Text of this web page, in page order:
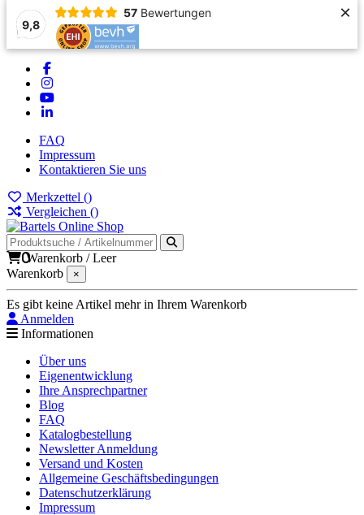
9,8
57 Bewertungen ×
FAQ
Impressum
Kontaktieren Sie uns
Merkzettel ()
Vergleichen ()
0Warenkorb /Leer
Warenkorb
×
Es gibt keine Artikel mehr in Ihrem Warenkorb
Anmelden
Informationen
Über uns
Eigenentwicklung
Ihre Ansprechpartner
Blog
FAQ
Katalogbestellung
Newsletter Anmeldung
Versand und Kosten
Allgemeine Geschäftsbedingungen
Datenschutzerklärung
Impressum